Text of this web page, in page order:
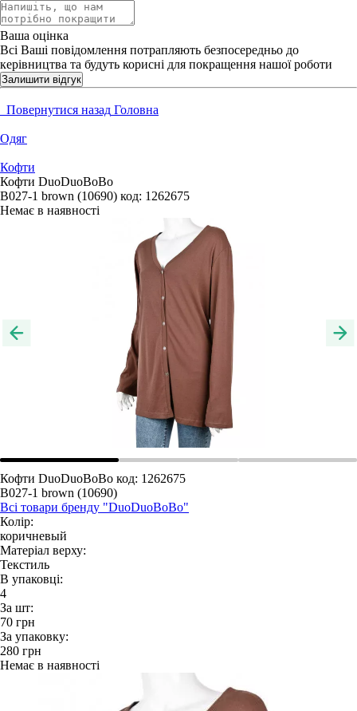
Ваша оцінка
Всі Ваші повідомлення потрапляють безпосередньо до
керівництва та будуть корисні для покращення нашої роботи
Залишити відгук
Повернутися назад Головна
Одяг
Кофти
Кофти DuoDuoBoBo
B027-1 brown (10690) код: 1262675
Немає в наявності
Кофти DuoDuoBoBo код: 1262675
B027-1 brown (10690)
Всі товари бренду "DuoDuoBoBo"
Колір:
коричневый
Матеріал верху:
Текстиль
В упаковці:
4
За шт:
70 грн
За упаковку:
280 грн
Немає в наявності